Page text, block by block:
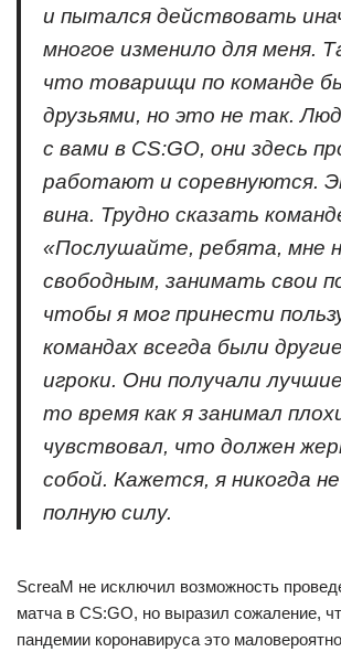
и пытался действовать
многое изменило для меня.
что товарищи по команде
друзьями, но это не так.
с вами в CS:GO, они здесь
работают и соревнуются.
вина. Трудно сказать
«Послушайте, ребята, мне
свободным, занимать свои
чтобы я мог принести
командах всегда были
игроки. Они получали
то время как я занимал
чувствовал, что должен
собой. Кажется, я никогда
полную силу.
ScreaM не исключил возможность
матча в CS:GO, но выразил сожаление,
пандемии коронавируса это